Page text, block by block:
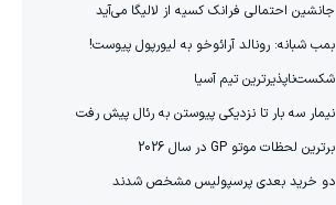
جانشین احتمالی فرانک کسیه از لالیگا می‌آید
بمب شبانه: رونالد آرائوخو به لیورپول پیوست!
شکست‌ناپذیرترین تیم آسیا
نیمار سه بار تا نزدیکی پیوستن به رئال پیش رفت
برترین لحظات موتو GP در سال 2026
دو خرید بعدی پرسپولیس مشخص شدند